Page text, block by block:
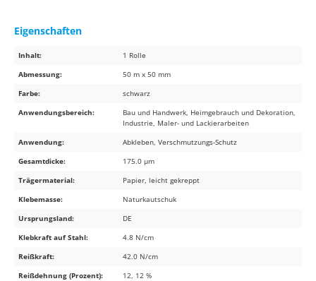
Eigenschaften
Inhalt:
1 Rolle
Abmessung:
50 m x 50 mm
Farbe:
schwarz
Anwendungsbereich:
Bau und Handwerk, Heimgebrauch und Dekoration,
Industrie, Maler- und Lackierarbeiten
Anwendung:
Abkleben, Verschmutzungs-Schutz
Gesamtdicke:
175.0 µm
Trägermaterial:
Papier, leicht gekreppt
Klebemasse:
Naturkautschuk
Ursprungsland:
DE
Klebkraft auf Stahl:
4.8 N/cm
Reißkraft:
42.0 N/cm
Reißdehnung (Prozent):
12, 12 %